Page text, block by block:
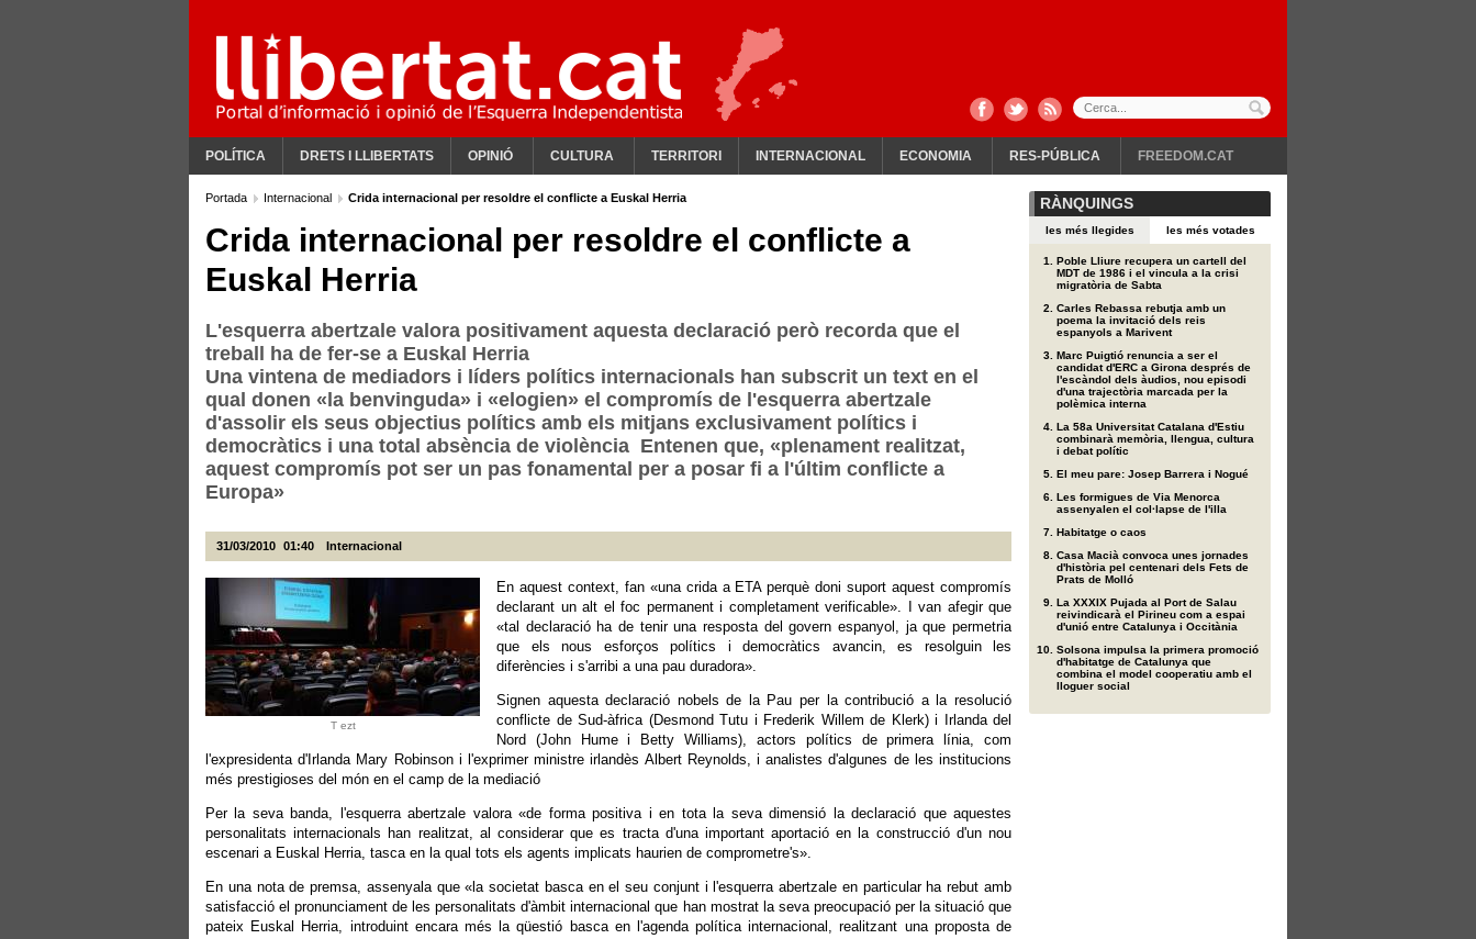
POLÍTICA DRETS I LLIBERTATS OPINIÓ CULTURA TERRITORI INTERNACIONAL ECONOMIA RES-PÚBLICA FREEDOM.CAT
Portada Internacional Crida internacional per resoldre el conflicte a Euskal Herria
Crida internacional per resoldre el conflicte a
Euskal Herria
L'esquerra abertzale valora positivament aquesta declaració però recorda que el
treball ha de fer-se a Euskal Herria
Una vintena de mediadors i líders polítics internacionals han subscrit un text en el
qual donen «la benvinguda» i «elogien» el compromís de l'esquerra abertzale
d'assolir els seus objectius polítics amb els mitjans exclusivament polítics i
democràtics i una total absència de violència Entenen que, «plenament realitzat,
aquest compromís pot ser un pas fonamental per a posar fi a l'últim conflicte a
Europa»
31/03/2010 01:40 Internacional
T ezt
En aquest context, fan «una crida a ETA perquè doni suport aquest compromís
declarant un alt el foc permanent i completament verificable». I van afegir que
«tal declaració ha de tenir una resposta del govern espanyol, ja que permetria
que els nous esforços polítics i democràtics avancin, es resolguin les
diferències i s'arribi a una pau duradora».
Signen aquesta declaració nobels de la Pau per la contribució a la resolució
conflicte de Sud-àfrica (Desmond Tutu i Frederik Willem de Klerk) i Irlanda del
Nord (John Hume i Betty Williams), actors polítics de primera línia, com
l'expresidenta d'Irlanda Mary Robinson i l'exprimer ministre irlandès Albert Reynolds, i analistes d'algunes de les institucions
més prestigioses del món en el camp de la mediació
Per la seva banda, l'esquerra abertzale valora «de forma positiva i en tota la seva dimensió la declaració que aquestes
personalitats internacionals han realitzat, al considerar que es tracta d'una important aportació en la construcció d'un nou
escenari a Euskal Herria, tasca en la qual tots els agents implicats haurien de comprometre's».
En una nota de premsa, assenyala que «la societat basca en el seu conjunt i l'esquerra abertzale en particular ha rebut amb
satisfacció el pronunciament de les personalitats d'àmbit internacional que han mostrat la seva preocupació per la situació que
pateix Euskal Herria, introduint encara més la qüestió basca en l'agenda política internacional, realitzant una proposta de
RÀNQUINGS
les més llegides les més votades
Poble Lliure recupera un cartell del
MDT de 1986 i el vincula a la crisi
migratòria de Sabta
Carles Rebassa rebutja amb un
poema la invitació dels reis
espanyols a Marivent
Marc Puigtió renuncia a ser el
candidat d'ERC a Girona després de
l'escàndol dels àudios, nou episodi
d'una trajectòria marcada per la
polèmica interna
La 58a Universitat Catalana d'Estiu
combinarà memòria, llengua, cultura
i debat polític
El meu pare: Josep Barrera i Nogué
Les formigues de Via Menorca
assenyalen el col·lapse de l'illa
Habitatge o caos
Casa Macià convoca unes jornades
d'història pel centenari dels Fets de
Prats de Molló
La XXXIX Pujada al Port de Salau
reivindicarà el Pirineu com a espai
d'unió entre Catalunya i Occitània
Solsona impulsa la primera promoció
d'habitatge de Catalunya que
combina el model cooperatiu amb el
lloguer social